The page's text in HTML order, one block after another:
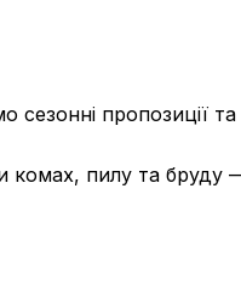
пропозиції
комах, пилу та бруду